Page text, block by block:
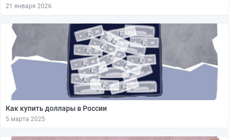
21 января 2026
Как купить доллары в России
5 марта 2025